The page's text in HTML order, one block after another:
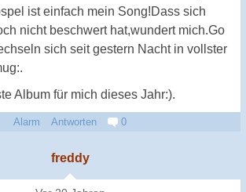
ist einfach mein Song!Dass sich
nicht beschwert hat,wundert mich.Go
sich seit gestern Nacht in vollster
Album für mich dieses Jahr:).
Alarm Antworten 0
freddy